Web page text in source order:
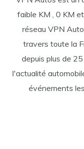
faible KM , 0 KM
réseau VPN
travers toute la
depuis plus de
l'actualité
événements